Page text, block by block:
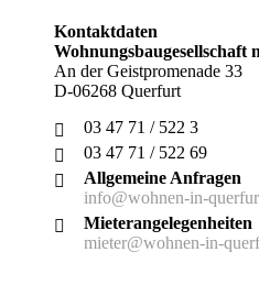
Kontaktdaten
Wohnungsbaugesellschaft
An der Geistpromenade 33
D-06268 Querfurt
03 47 71 / 522 3
03 47 71 / 522 69
Allgemeine Anfragen
info@wohnen-in-
Mieterangelegenheiten
mieter@wohnen-in-